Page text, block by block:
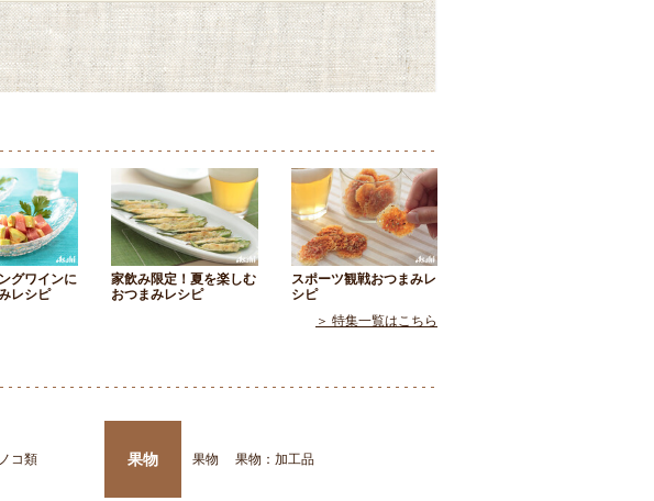
グワインに
レシピ
家飲み限定！夏を楽しむ
おつまみレシピ
スポーツ観戦おつまみレ
シピ
＞ 特集一覧はこちら
コ類
果物 果物 果物：加工品